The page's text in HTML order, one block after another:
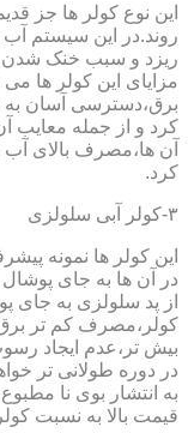
این نوع کولر ها جز
روند.در این سیستم
ریزد و سبب خنک شدن
مزایای این کولر ها
برق،دسترسی آسان
کرد و از جمله معایب
آن ها،مصرف بالای آب
کرد.
۳-کولر آبی سلولزی
این کولر ها نمونه
در آن ها به جای
از پد سلولزی به جای
کولر،مصرف کم تر
بیش تر،عدم ایجاد
در دوره طولانی تر
به انتشار بوی نا
قیمت بالا به نسبت